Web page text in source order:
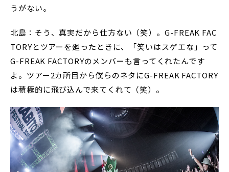
うがない。
北島：そう、真実だから仕方ない（笑）。G-FREAK FAC
TORYとツアーを廻ったときに、「笑いはスゲエな」って
G-FREAK FACTORYのメンバーも言ってくれたんです
よ。ツアー2カ所目から僕らのネタにG-FREAK FACTORY
は積極的に飛び込んで来てくれて（笑）。